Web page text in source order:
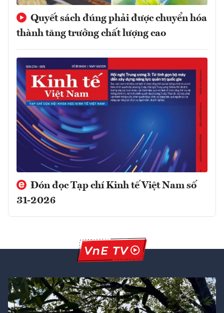
Quyết sách đúng phải được chuyển hóa
thành tăng trưởng chất lượng cao
Đón đọc Tạp chí Kinh tế Việt Nam số
31-2026